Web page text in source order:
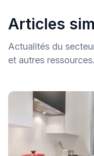
Articles
Actualités du
et autres ressources.